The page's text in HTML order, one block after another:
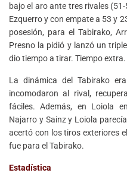
bajo el aro ante tres rivales
Ezquerro y con empate a 53 y
posesión, para el Tabirako,
Presno la pidió y lanzó un
dio tiempo a tirar. Tiempo extra.
La dinámica del Tabirako
incomodaron al rival,
fáciles. Además, en Loiola
Najarro y Sainz y Loiola
acertó con los tiros exteriores
fue para el Tabirako.
Estadística